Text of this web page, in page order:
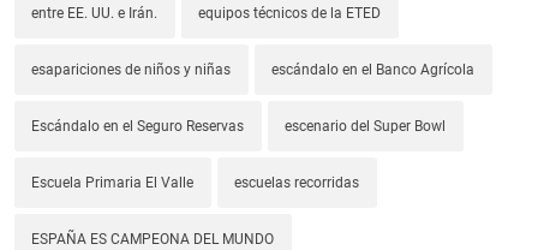
entre EE. UU. e Irán. equipos técnicos de la ETED
esapariciones de niños y niñas escándalo en el Banco Agrícola
Escándalo en el Seguro Reservas escenario del Super Bowl
Escuela Primaria El Valle escuelas recorridas
ESPAÑA ES CAMPEONA DEL MUNDO